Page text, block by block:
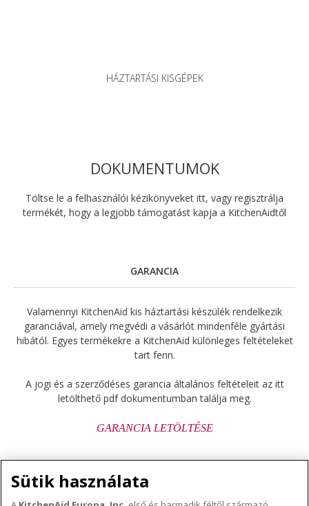
HÁZTARTÁSI KISGÉPEK
DOKUMENTUMOK
Töltse le a felhasználói kézikönyveket itt, vagy regisztrálja
termékét, hogy a legjobb támogatást kapja a KitchenAidtől
GARANCIA
Valamennyi KitchenAid kis háztartási készülék rendelkezik
garanciával, amely megvédi a vásárlót mindenféle gyártási
hibától. Egyes termékekre a KitchenAid különleges feltételeket
tart fenn.
A jogi és a szerződéses garancia általános feltételeit az itt
letölthető pdf dokumentumban találja meg.
GARANCIA LETÖLTÉSE
Sütik használata